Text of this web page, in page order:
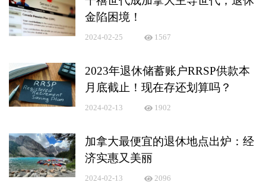
金陷困境！
2024-02-25 1567
2023年退休储蓄账户RRSP供款本
月底截止！现在存还划算吗？
2024-02-13 1902
加拿大最便宜的退休地点出炉：经
济实惠又美丽
2024-02-13 2096